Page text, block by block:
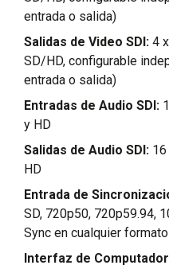
entrada o salida)
Salidas de Video SDI: 4
SD/HD, configurable
entrada o salida)
Entradas de Audio SDI:
y HD
Salidas de Audio SDI:
HD
Entrada de
SD, 720p50, 720p59.94,
Sync en cualquier
Interfaz de